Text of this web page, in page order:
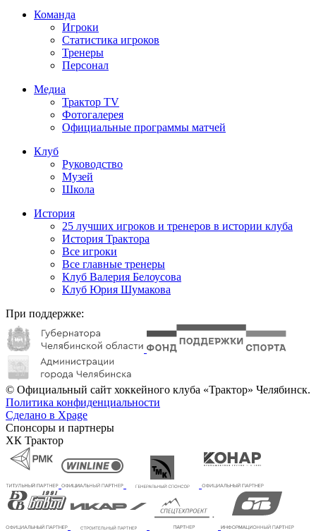
Команда
Игроки
Статистика игроков
Тренеры
Персонал
Медиа
Трактор TV
Фотогалерея
Официальные программы матчей
Клуб
Руководство
Музей
Школа
История
25 лучших игроков и тренеров в истории клуба
История Трактора
Все игроки
Все главные тренеры
Клуб Валерия Белоусова
Клуб Юрия Шумакова
При поддержке:
© Официальный сайт хоккейного клуба «Трактор» Челябинск.
Политика конфиденциальности
Сделано в Xpage
Спонсоры и партнеры
ХК Трактор